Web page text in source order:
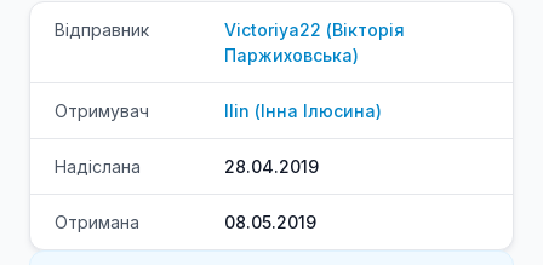
Відправник Victoriya22 (Вікторія
Паржиховська)
Отримувач Ilin (Інна Ілюсина)
Надіслана 28.04.2019
Отримана 08.05.2019